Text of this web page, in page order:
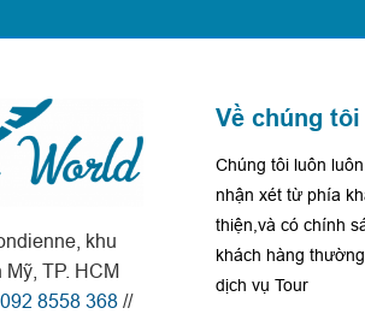
khu
TP. HCM
092 8558 368 //
Về chúng tôi
Chúng tôi luôn
nhận xét từ phía
thiện,và có chính
khách hàng
dịch vụ Tour